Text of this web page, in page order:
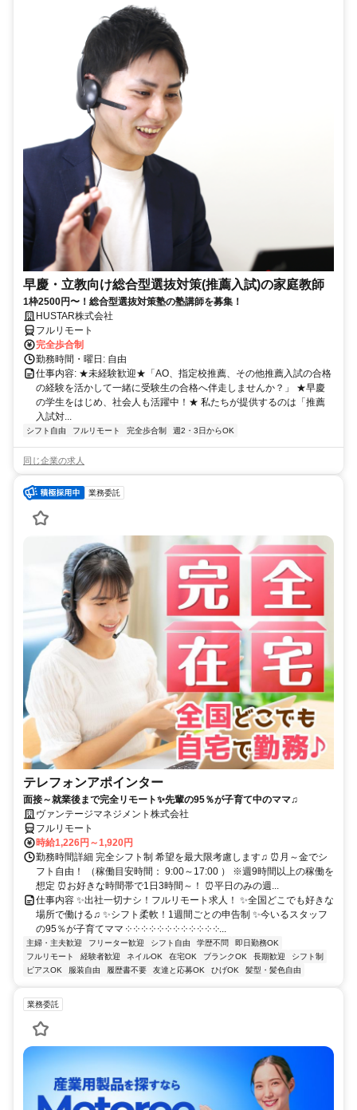
早慶・立教向け総合型選抜対策(推薦入試)の家庭教師
1枠2500円〜！総合型選抜対策塾の塾講師を募集！
HUSTAR株式会社
フルリモート
完全歩合制
勤務時間・曜日: 自由
仕事内容: ★未経験歓迎★「AO、指定校推薦、その他推薦入試の合格
の経験を活かして一緒に受験生の合格へ伴走しませんか？」 ★早慶
の学生をはじめ、社会人も活躍中！★ 私たちが提供するのは「推薦
入試対...
シフト自由 フルリモート 完全歩合制 週2・3日からOK
同じ企業の求人
業務委託
テレフォンアポインター
面接～就業後まで完全リモート✨先輩の95％が子育て中のママ♫
ヴァンテージマネジメント株式会社
フルリモート
時給1,226円～1,920円
勤務時間詳細 完全シフト制 希望を最大限考慮します♫ ⏰月～金でシ
フト自由！ （稼働目安時間： 9:00～17:00 ） ※週9時間以上の稼働を
想定 ⏰お好きな時間帯で1日3時間～！ ⏰平日のみの週...
仕事内容 ✨出社一切ナシ！フルリモート求人！ ✨全国どこでも好きな
場所で働ける♫ ✨シフト柔軟！1週間ごとの申告制 ✨今いるスタッフ
の95％が子育てママ ༶ ༶ ༶ ༶ ༶ ༶ ༶ ༶ ༶ ༶ ༶ ༶...
主婦・主夫歓迎 フリーター歓迎 シフト自由 学歴不問
即日勤務OK
フルリモート
経験者歓迎 ネイルOK 在宅OK ブランクOK 長期歓迎
シフト制
ピアスOK
服装自由 履歴書不要 友達と応募OK ひげOK 髪型・髪色自由
業務委託